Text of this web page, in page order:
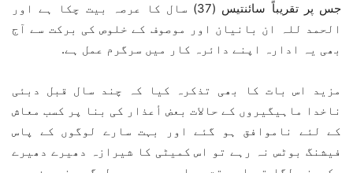
جس پر تقریباً سائنتیس (37) سال کا عرصہ بیت چکا ہے اور
الحمد للہ ان بانیان اور موصوف کے خلوص کی برکت سے آج
بھی یہ ادارہ اپنے دائرہ کار میں سرگرم عمل ہے.
مزید اس بات کا بھی تذکرہ کیا کہ چند سال قبل دبئی
ناخدا ماہیگیروں کے حالات بعض أعذار کی بنا پر کسب معاش
کے لئے ناموافق ہو گئے اور بہت سارے لوگوں کے پاس
فیشنگ بوٹس نہ رہے تو اس کمیٹی کا شیرازہ دھیرے دھیرے